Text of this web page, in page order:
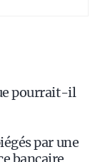
pourrait-il
par une